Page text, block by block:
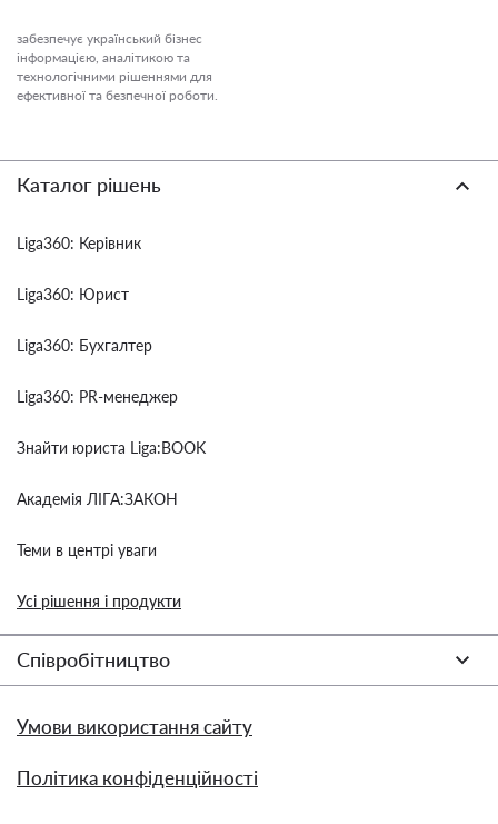
забезпечує український бізнес
інформацією, аналітикою та
технологічними рішеннями для
ефективної та безпечної роботи.
Каталог рішень
Liga360: Керівник
Liga360: Юрист
Liga360: Бухгалтер
Liga360: PR-менеджер
Знайти юриста Liga:BOOK
Академія ЛІГА:ЗАКОН
Теми в центрі уваги
Усі рішення і продукти
Співробітництво
Умови використання сайту
Політика конфіденційності